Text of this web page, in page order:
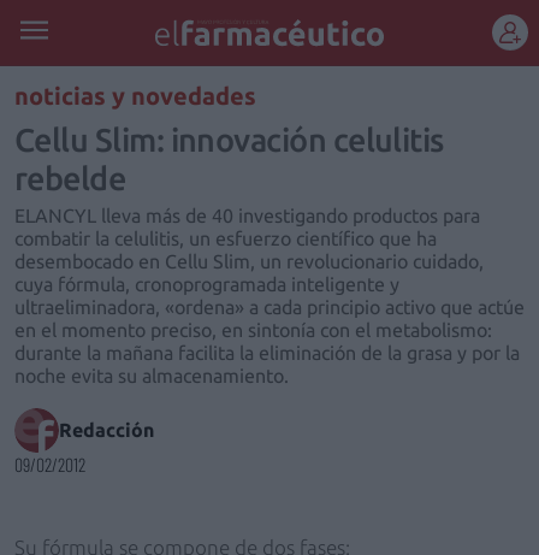
REGÍSTRATE
noticias y novedades
Cellu Slim: innovación celulitis
rebelde
ELANCYL lleva más de 40 investigando productos para
combatir la celulitis, un esfuerzo científico que ha
desembocado en Cellu Slim, un revolucionario cuidado,
cuya fórmula, cronoprogramada inteligente y
ultraeliminadora, «ordena» a cada principio activo que actúe
en el momento preciso, en sintonía con el metabolismo:
durante la mañana facilita la eliminación de la grasa y por la
noche evita su almacenamiento.
Redacción
09/02/2012
Su fórmula se compone de dos fases: